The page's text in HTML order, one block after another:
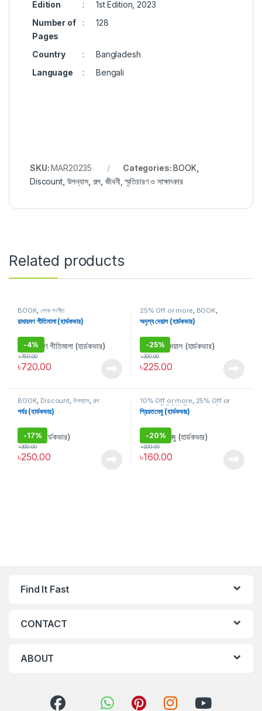
Edition
:
1st Edition, 2023
Number of
Pages
: 128
Country :
Bangladesh
Language
: Bengali
SKU:MAR20235 Categories:BOOK,
Discount, উপন্যাস, গল্প জীবনী, স্মৃতিচারণ ও সাক্ষাৎকার
Related products
BOOK,লোক সংগীত
রাধারমণ গীতিমালা (হার্ডকভার)
-4%
৳720.00
৳750.00
25% Off or more, BOOK,
Discount ,উপন্যাস
অদৃশ্য দেয়াল (হার্ডকভার)
-25%
৳225.00
৳300.00
BOOK, Discount, উপন্যাস, গল্প
শর্বর (হার্ডকভার)
-17%
৳250.00
৳300.00
10% Off or more, 25% Off or
more BOOK Discount উপন্যাস
প্রিয়তমেষু (হার্ডকভার)
-20%
৳160.00
৳200.00
Find It Fast
CONTACT
ABOUT